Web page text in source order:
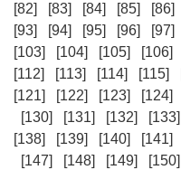
[82]
[83] [84] [85] [86]
[93]
[94] [95] [96] [97]
[103]
[104] [105] [106]
[112]
[113] [114] [115]
[121]
[122] [123] [124]
[130]
[131] [132] [133]
[138]
[139] [140] [141]
[147]
[148] [149] [150]